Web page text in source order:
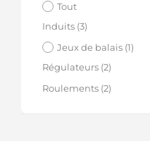
Tout
Induits (3)
Pièces d’induits (1)
Jeux de balais (1)
Régulateurs (2)
14 V (2)
Roulements (2)